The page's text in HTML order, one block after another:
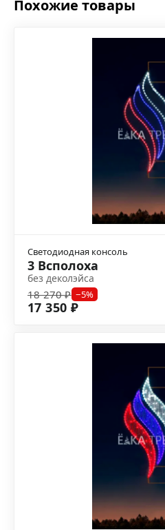
Похожие товары
Светодиодная консоль
3 Всполоха
без деколэйса
18 270 ₽ −5%
17 350 ₽